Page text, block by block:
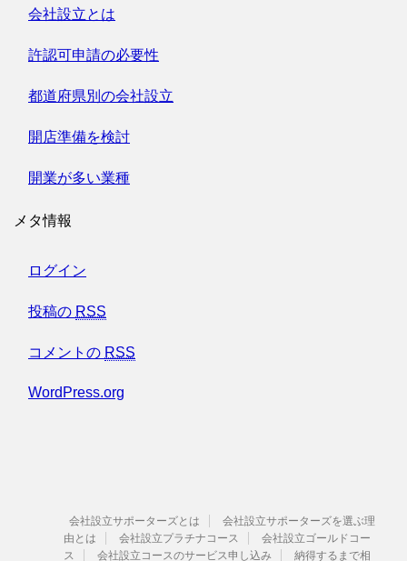
会社設立とは
許認可申請の必要性
都道府県別の会社設立
開店準備を検討
開業が多い業種
メタ情報
ログイン
投稿の RSS
コメントの RSS
WordPress.org
会社設立サポーターズとは
会社設立サポーターズを選ぶ理
由とは
会社設立プラチナコース
会社設立ゴールドコー
ス
会社設立コースのサービス申し込み 納得するまで相